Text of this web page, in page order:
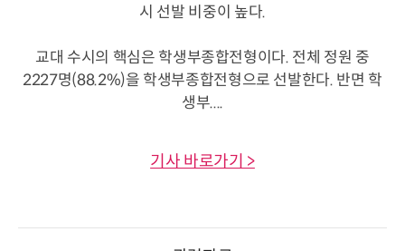
시 선발 비중이 높다.
교대 수시의 핵심은 학생부종합전형이다. 전체 정원 중
2227명(88.2%)을 학생부종합전형으로 선발한다. 반면 학
생부....
기사 바로가기 >